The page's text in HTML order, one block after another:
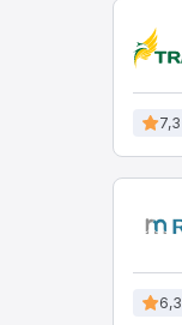
7,3
6,3